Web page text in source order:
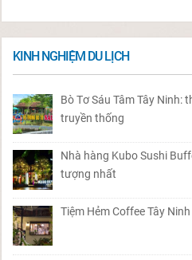
KINH NGHIỆM DU LỊCH
Bò Tơ Sáu Tâm Tây Ninh:
truyền thống
Nhà hàng Kubo Sushi
tượng nhất
Tiệm Hẻm Coffee Tây